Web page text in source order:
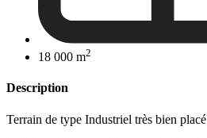
18 000 m2
Description
Terrain de type Industriel très bien placé